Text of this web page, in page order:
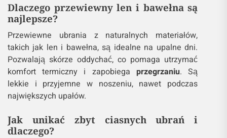
Dlaczego przewiewny len i bawełna są
najlepsze?
Przewiewne ubrania z naturalnych materiałów,
takich jak len i bawełna, są idealne na upalne dni.
Pozwalają skórze oddychać, co pomaga utrzymać
komfort termiczny i zapobiega przegrzaniu. Są
lekkie i przyjemne w noszeniu, nawet podczas
największych upałów.
Jak unikać zbyt ciasnych ubrań i
dlaczego?